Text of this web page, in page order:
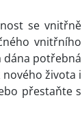
se vnitřně
vnitřního
dána potřebná
života i
přestaňte s